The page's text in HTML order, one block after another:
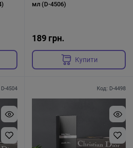
мл (D-4506)
189 грн.
Купити
4504 Код: D-4498